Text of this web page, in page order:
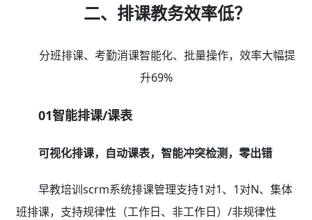
二、排课教务效率低？
分班排课、考勤消课智能化、批量操作，效率大幅提
升69%
01智能排课/课表
可视化排课，自动课表，智能冲突检测，零出错
早教培训scrm系统排课管理支持1对1、1对N、集体
班排课，支持规律性（工作日、非工作日）/非规律性